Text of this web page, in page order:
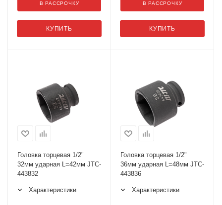
КУПИТЬ
В РАССРОЧКУ
КУПИТЬ
В РАССРОЧКУ
Головка торцевая 1/2"
32мм ударная L=42мм JTC-
443832
Характеристики
Головка торцевая 1/2"
36мм ударная L=48мм JTC-
443836
Характеристики